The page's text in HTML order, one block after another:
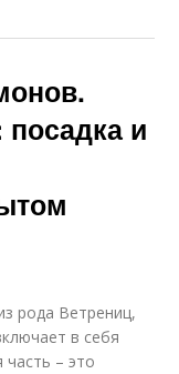
и
рода Ветрениц,
в себя
– это